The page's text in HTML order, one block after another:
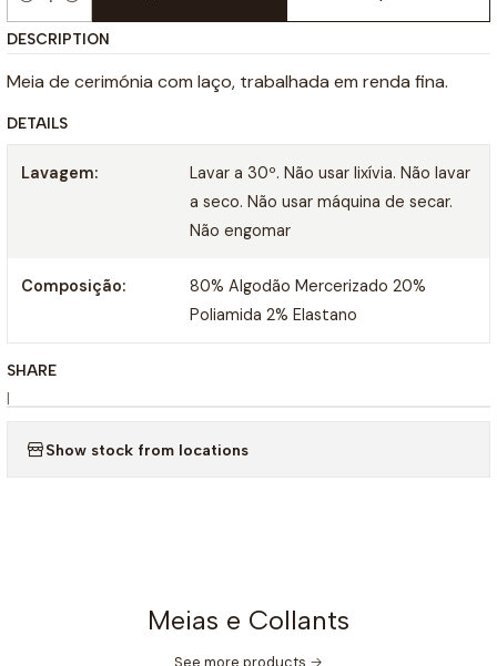
Quantity
DESCRIPTION
Meia de cerimónia com laço, trabalhada em renda fina.
DETAILS
Lavagem:
Lavar a 30º. Não usar lixívia. Não lavar
a seco. Não usar máquina de secar.
Não engomar
Composição:
80% Algodão Mercerizado 20%
Poliamida 2% Elastano
SHARE
|
Show stock from locations
Meias e Collants
See more products